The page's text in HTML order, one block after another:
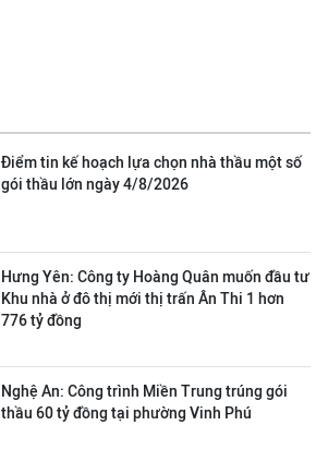
Điểm tin kế hoạch lựa chọn nhà thầu một số
gói thầu lớn ngày 4/8/2026
Hưng Yên: Công ty Hoàng Quân muốn đầu tư
Khu nhà ở đô thị mới thị trấn Ân Thi 1 hơn
776 tỷ đồng
Nghệ An: Công trình Miền Trung trúng gói
thầu 60 tỷ đồng tại phường Vinh Phú